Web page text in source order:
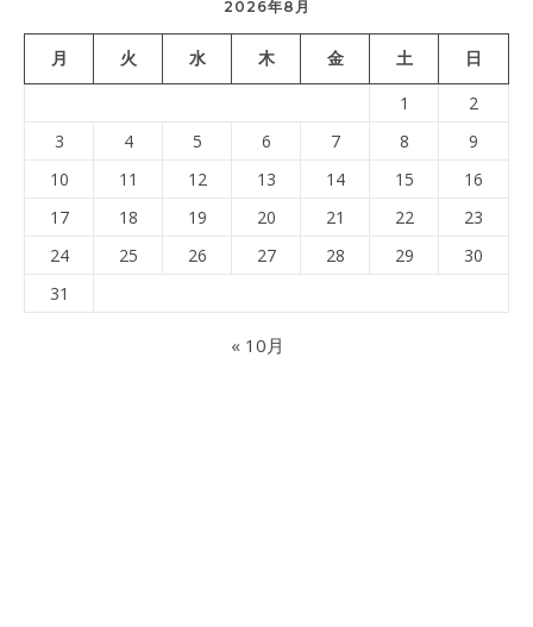
2026年8月
月 火 水 木 金 土 日
1
2
3
4 5 6 7 8
9
10
11 12 13 14 15
16
17
18 19 20 21 22
23
24
25 26 27 28 29
30
31
« 10月